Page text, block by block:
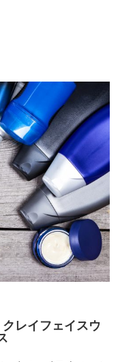
レイフェイスウ